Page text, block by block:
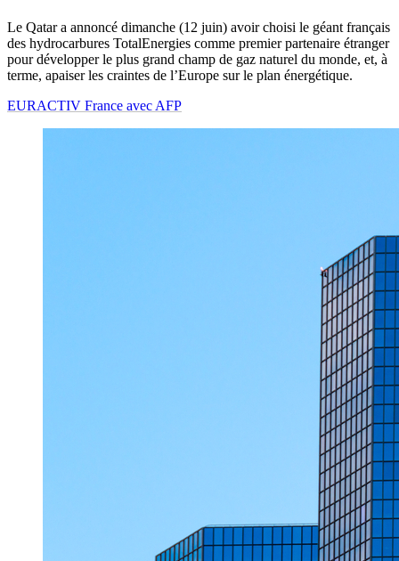
Le Qatar a annoncé dimanche (12 juin) avoir choisi le géant français
des hydrocarbures TotalEnergies comme premier partenaire étranger
pour développer le plus grand champ de gaz naturel du monde, et, à
terme, apaiser les craintes de l’Europe sur le plan énergétique.
EURACTIV France avec AFP